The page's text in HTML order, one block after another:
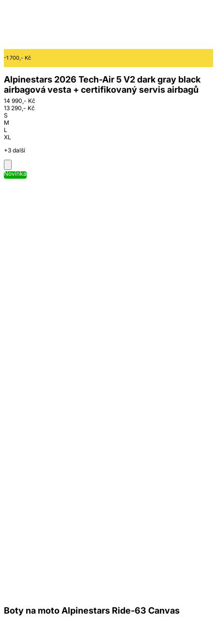
-1 700,- Kč
Alpinestars 2026 Tech-Air 5 V2 dark gray black
airbagová vesta + certifikovaný servis airbagů
14 990,- Kč
13 290,- Kč
S
M
L
XL
+3 další
Novinka
Boty na moto Alpinestars Ride-63 Canvas